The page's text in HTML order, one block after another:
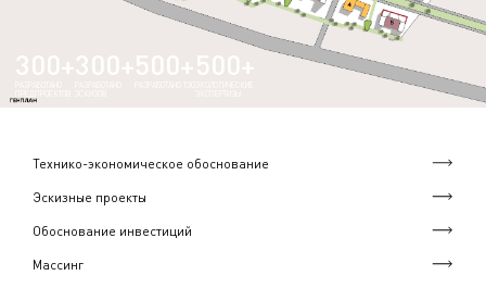
300+300+500+500+
Технико-экономическое обоснование
Эскизные проекты
Обоснование инвестиций
Массинг